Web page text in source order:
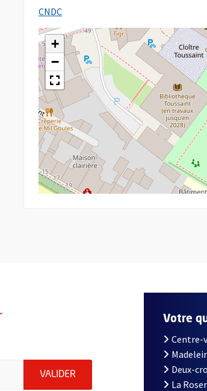
CNDC, Ouvre une nouvelle fenêtre
+
−
indiquez votre email (champ obligatoire)
VALIDER ENVOYER MA DEMANDE
Votre
Centre-
Deux-
La